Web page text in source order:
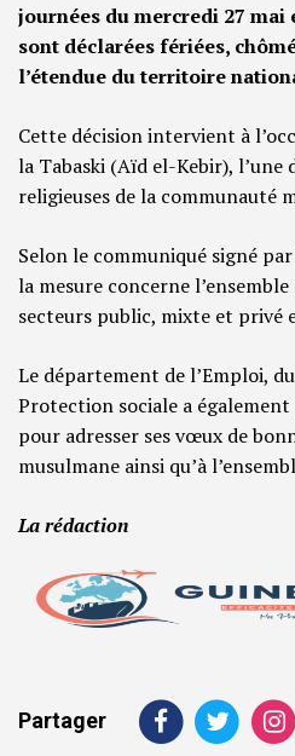
journées du mercredi 27 mai
sont déclarées fériées,
l’étendue du territoire
Cette décision intervient à
la Tabaski (Aïd el-Kebir), l’une
religieuses de la communauté
Selon le communiqué signé
la mesure concerne
secteurs public, mixte et privé
Le département de l’Emploi,
Protection sociale a
pour adresser ses vœux de
musulmane ainsi qu’à
La rédaction
Partager